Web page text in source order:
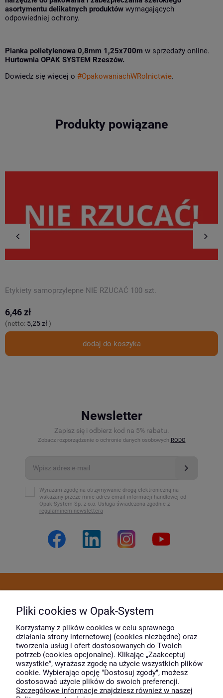
asortymentu delikatnych produktów wymagających
odpowiedniej ochrony.
Pianka polietylenowa 0,8mm 1,25x700m w sprzedaży online.
Hurtownia OPAK SYSTEM Rzeszów.
Dowiedz się więcej o #OpakowaniachWRolnictwie.
Produkty powiązane
Etykiety samoprzylepne NIE RZUCAĆ 100 szt.
6,46 zł
(netto: 5,25 zł)
dodaj do koszyka
Newsletter
Zapisz się i odbierz kod na 5% rabatu.
Zobacz rozporządzenie o ochronie danych osobowych RODO
Wyrażam zgodę na otrzymywanie drogą elektroniczną na
wskazany przeze mnie adres email informacji handlowej od
Opak-System Sp. z o.o. Usługa świadczona zgodnie z
regulaminem newslettera
Moje konto
O firmie
Wyróżnili nas
Pliki cookies w Opak-System
Korzystamy z plików cookies w celu sprawnego
działania strony internetowej (cookies niezbędne) oraz
tworzenia usług i ofert dostosowanych do Twoich
potrzeb (cookies opcjonalne). Klikając „Zaakceptuj
wszystkie”, wyrażasz zgodę na użycie wszystkich plików
cookie. Wybierając opcję "Dostosuj zgody", możesz
dostosować użycie plików do swoich preferencji.
Szczegółowe informacje znajdziesz również w naszej